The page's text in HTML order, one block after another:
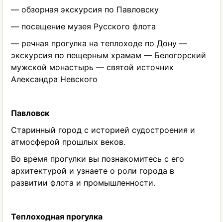
— обзорная экскурсия по Павловску
— посещение музея Русского флота
— речная прогулка на теплоходе по Дону —
экскурсия по пещерным храмам — Белогорский
мужской монастырь — святой источник
Александра Невского
Павловск
Старинный город с историей судостроения и
атмосферой прошлых веков.
Во время прогулки вы познакомитесь с его
архитектурой и узнаете о роли города в
развитии флота и промышленности.
Теплоходная прогулка